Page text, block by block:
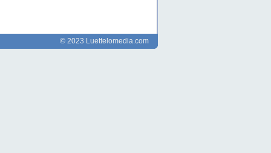
© 2023 Luettelomedia.com